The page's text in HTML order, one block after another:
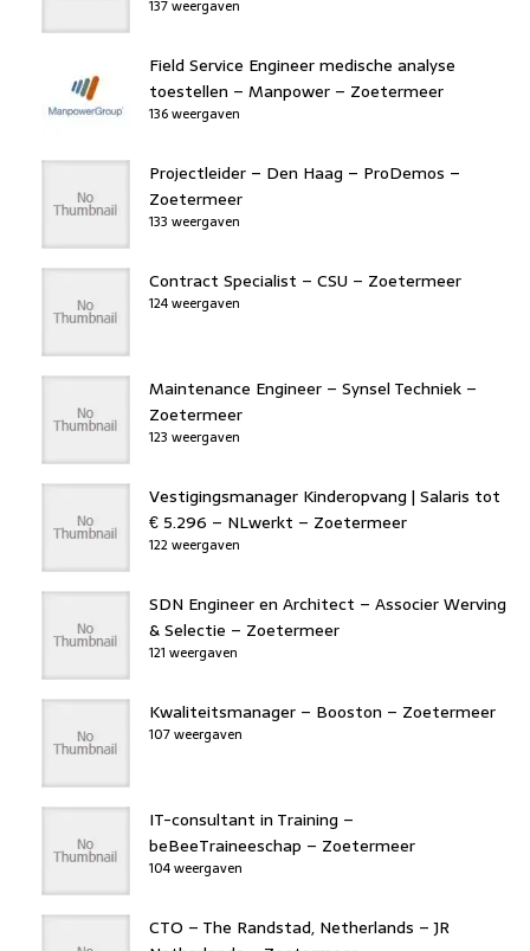
137 weergaven
Field Service Engineer medische analyse
toestellen – Manpower – Zoetermeer
136 weergaven
Projectleider – Den Haag – ProDemos –
Zoetermeer
133 weergaven
Contract Specialist – CSU – Zoetermeer
124 weergaven
Maintenance Engineer – Synsel Techniek –
Zoetermeer
123 weergaven
Vestigingsmanager Kinderopvang | Salaris tot
€ 5.296 – NLwerkt – Zoetermeer
122 weergaven
SDN Engineer en Architect – Associer Werving
& Selectie – Zoetermeer
121 weergaven
Kwaliteitsmanager – Booston – Zoetermeer
107 weergaven
IT-consultant in Training –
beBeeTraineeschap – Zoetermeer
104 weergaven
CTO – The Randstad, Netherlands – JR